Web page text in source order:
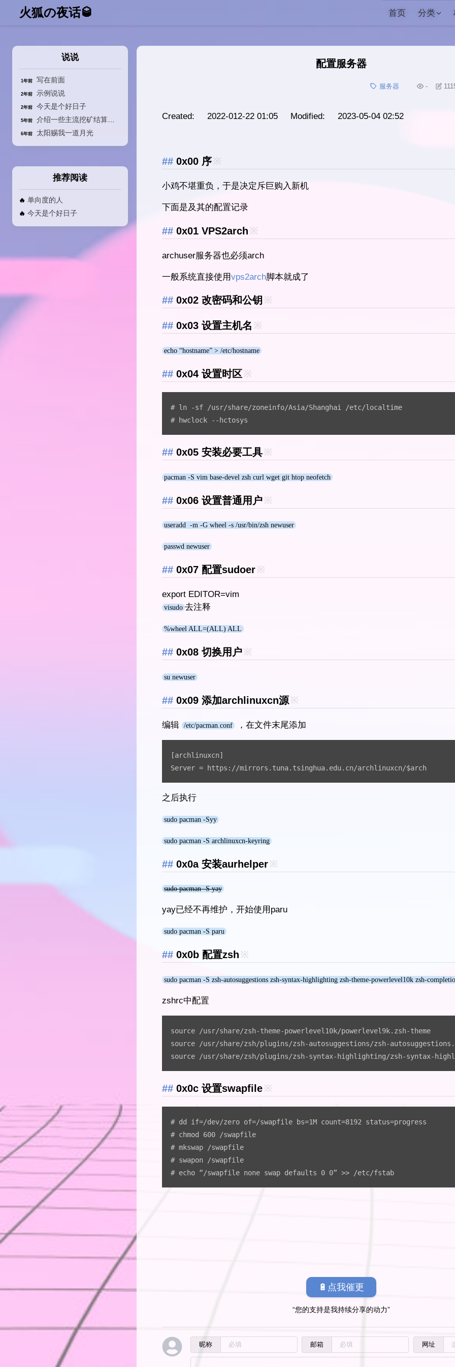
火狐の夜话🥃 首页 分类
配置服务器
服务器 -
Created: 2022-012-22 01:05 Modified: 2023-05-04 02:52
0x00 序
小鸡不堪重负，于是决定斥巨购入新机
下面是及其的配置记录
0x01 VPS2arch ※
archuser服务器也必须arch
一般系统直接使用vps2arch脚本就成了
0x02 改密码和公钥 ※
0x03 设置主机名 ※
echo “hostname” > /etc/hostname
0x04 设置时区※
# ln -sf /usr/share/zoneinfo/Asia/Shanghai /etc/localtime
# hwclock --hctosys
0x05 安装必要工具※
pacman -S vim base-devel zsh curl wget git htop neofetch
0x06 设置普通用户※
useradd -m -G wheel -s /usr/bin/zsh newuser
passwd newuser
0x07 配置sudoer※
export EDITOR=vim
visudo 去注释
%wheel ALL=(ALL) ALL
0x08 切换用户※
su newuser
0x09 添加archlinuxcn源※
编辑 /etc/pacman.conf ，在文件末尾添加
[archlinuxcn]
Server = https://mirrors.tuna.tsinghua.edu.cn/archlinuxcn/$arch
之后执行
sudo pacman -Syy
sudo pacman -S archlinuxcn-keyring
0x0a 安装aurhelper
sudo pacman -S yay
yay已经不再维护，开始使用paru
sudo pacman -S paru
0x0b 配置zsh
sudo pacman -S zsh-autosuggestions zsh-syntax-highlighting zsh-theme-powerlevel10k zsh-
zshrc中配置
source /usr/share/zsh-theme-powerlevel10k/powerlevel9k.zsh-theme
source /usr/share/zsh/plugins/zsh-autosuggestions/zsh-
source /usr/share/zsh/plugins/zsh-syntax-highlighting/zsh-syntax-
0x0c 设置swapfile※
# dd if=/dev/zero of=/swapfile bs=1M count=8192 status=progress
# chmod 600 /swapfile
# mkswap /swapfile
# swapon /swapfile
# echo “/swapfile none swap defaults 0 0” >> /etc/fstab
🔋点我催更
“您的支持是我持续分享的动力”
昵称 邮箱 网址
说说
1年前 写在前面
2年前 示例说说
2年前 今天是个好日子
5年前 介绍一些主流挖矿结算的方式
6年前 太阳赐我一道月光
推荐阅读
🔥 单向度的人
🔥 今天是个好日子